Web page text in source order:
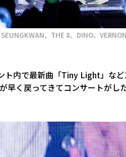
、THE 8、DINO、
ト内で最新曲「Tiny Light」な
早く戻ってきてコンサートがし